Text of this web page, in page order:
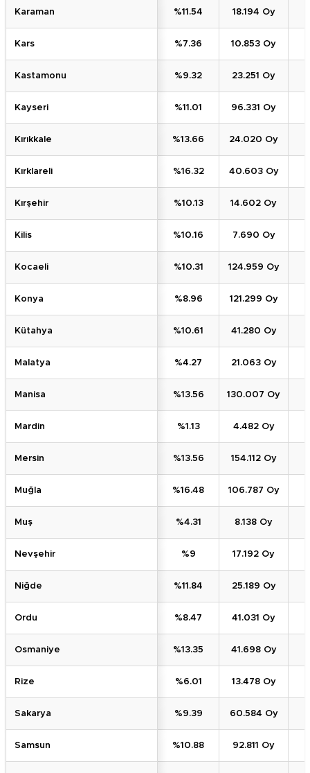
Karaman %11.54 18.194 Oy
Kars %7.36 10.853 Oy
Kastamonu %9.32 23.251 Oy
Kayseri %11.01 96.331 Oy
Kırıkkale %13.66 24.020 Oy
Kırklareli %16.32 40.603 Oy
Kırşehir %10.13 14.602 Oy
Kilis %10.16 7.690 Oy
Kocaeli %10.31 124.959 Oy
Konya %8.96 121.299 Oy
Kütahya %10.61 41.280 Oy
Malatya %4.27 21.063 Oy
Manisa %13.56 130.007 Oy
Mardin %1.13 4.482 Oy
Mersin %13.56 154.112 Oy
Muğla %16.48 106.787 Oy
Muş %4.31 8.138 Oy
Nevşehir %9 17.192 Oy
Niğde %11.84 25.189 Oy
Ordu %8.47 41.031 Oy
Osmaniye %13.35 41.698 Oy
Rize %6.01 13.478 Oy
Sakarya %9.39 60.584 Oy
Samsun %10.88 92.811 Oy